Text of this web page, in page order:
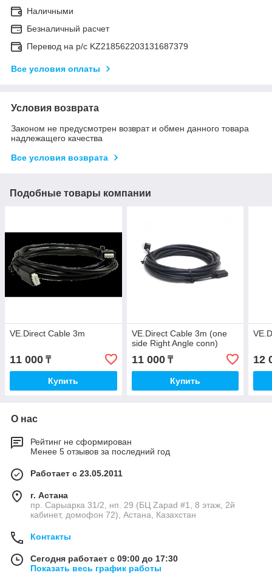
Наличными
Безналичный расчет
Перевод на р/с KZ218562203131687379
Все условия оплаты
Условия возврата
Законом не предусмотрен возврат и обмен данного товара
надлежащего качества
Все условия возврата
Подобные товары компании
VE.Direct Cable 3m
11 000 ₸
Купить
VE.Direct Cable 3m (one
side Right Angle conn)
11 000₸
Купить
12
О нас
Рейтинг не сформирован
Менее 5 отзывов за последний год
Работает с 23.05.2011
г. Астана
пр. Сарыарка 31/2, нп. 29 (БЦ Zapad #1, 8 этаж, 2й
кабинет, домофон 72), Астана, Казахстан
Контакты
Сегодня работает с 09:00 до 17:30
Показать весь график работы